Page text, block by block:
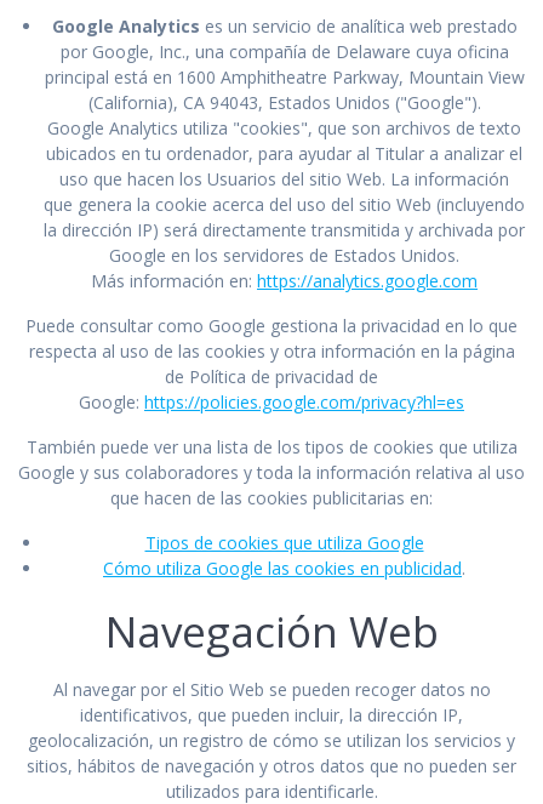
Google Analytics es un servicio de analítica web prestado
por Google, Inc., una compañía de Delaware cuya oficina
principal está en 1600 Amphitheatre Parkway, Mountain View
(California), CA 94043, Estados Unidos ("Google").
Google Analytics utiliza "cookies", que son archivos de texto
ubicados en tu ordenador, para ayudar al Titular a analizar el
uso que hacen los Usuarios del sitio Web. La información
que genera la cookie acerca del uso del sitio Web (incluyendo
la dirección IP) será directamente transmitida y archivada por
Google en los servidores de Estados Unidos.
Más información en: https://analytics.google.com
Puede consultar como Google gestiona la privacidad en lo que
respecta al uso de las cookies y otra información en la página
de Política de privacidad de
Google: https://policies.google.com/privacy?hl=es
También puede ver una lista de los tipos de cookies que utiliza
Google y sus colaboradores y toda la información relativa al uso
que hacen de las cookies publicitarias en:
Tipos de cookies que utiliza Google
Cómo utiliza Google las cookies en publicidad.
Navegación Web
Al navegar por el Sitio Web se pueden recoger datos no
identificativos, que pueden incluir, la dirección IP,
geolocalización, un registro de cómo se utilizan los servicios y
sitios, hábitos de navegación y otros datos que no pueden ser
utilizados para identificarle.